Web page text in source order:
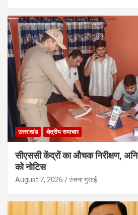
उत्तराखंड क्षेत्रीय समाचार
सीएससी केंद्रों का औचक निरीक्षण,
को नोटिस
August 7, 2026 रंजना गुसाई